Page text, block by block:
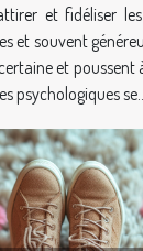
et fidéliser
et souvent
et poussent
psychologiques se...